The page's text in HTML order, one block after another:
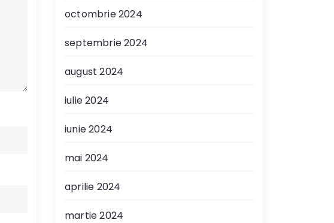
octombrie 2024
septembrie 2024
august 2024
iulie 2024
iunie 2024
mai 2024
aprilie 2024
martie 2024